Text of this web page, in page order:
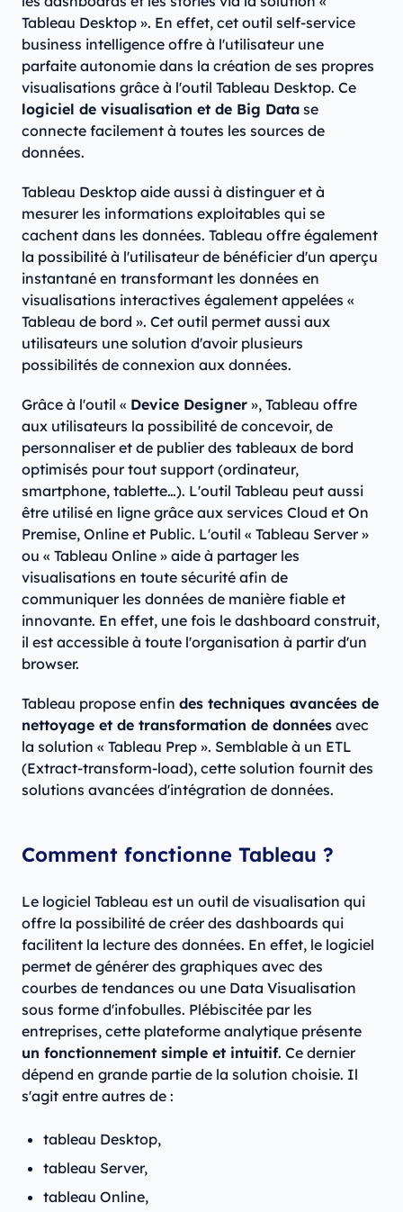
Tableau Desktop ». En effet, cet outil self-service
business intelligence offre à l'utilisateur une
parfaite autonomie dans la création de ses propres
visualisations grâce à l'outil Tableau Desktop. Ce
logiciel de visualisation et de Big Data se
connecte facilement à toutes les sources de
données.
Tableau Desktop aide aussi à distinguer et à
mesurer les informations exploitables qui se
cachent dans les données. Tableau offre également
la possibilité à l'utilisateur de bénéficier d'un aperçu
instantané en transformant les données en
visualisations interactives également appelées «
Tableau de bord ». Cet outil permet aussi aux
utilisateurs une solution d'avoir plusieurs
possibilités de connexion aux données.
Grâce à l'outil « Device Designer », Tableau offre
aux utilisateurs la possibilité de concevoir, de
personnaliser et de publier des tableaux de bord
optimisés pour tout support (ordinateur,
smartphone, tablette…). L'outil Tableau peut aussi
être utilisé en ligne grâce aux services Cloud et On
Premise, Online et Public. L'outil « Tableau Server »
ou « Tableau Online » aide à partager les
visualisations en toute sécurité afin de
communiquer les données de manière fiable et
innovante. En effet, une fois le dashboard construit,
il est accessible à toute l'organisation à partir d'un
browser.
Tableau propose enfin des techniques avancées de
nettoyage et de transformation de données avec
la solution « Tableau Prep ». Semblable à un ETL
(Extract-transform-load), cette solution fournit des
solutions avancées d'intégration de données.
Comment fonctionne Tableau ?
Le logiciel Tableau est un outil de visualisation qui
offre la possibilité de créer des dashboards qui
facilitent la lecture des données. En effet, le logiciel
permet de générer des graphiques avec des
courbes de tendances ou une Data Visualisation
sous forme d'infobulles. Plébiscitée par les
entreprises, cette plateforme analytique présente
un fonctionnement simple et intuitif. Ce dernier
dépend en grande partie de la solution choisie. Il
s'agit entre autres de :
tableau Desktop,
tableau Server,
tableau Online,